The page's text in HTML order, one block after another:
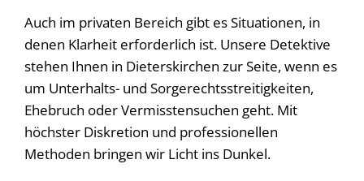
Auch im privaten Bereich gibt es Situationen, in
denen Klarheit erforderlich ist. Unsere Detektive
stehen Ihnen in Dieterskirchen zur Seite, wenn es
um Unterhalts- und Sorgerechtsstreitigkeiten,
Ehebruch oder Vermisstensuchen geht. Mit
höchster Diskretion und professionellen
Methoden bringen wir Licht ins Dunkel.